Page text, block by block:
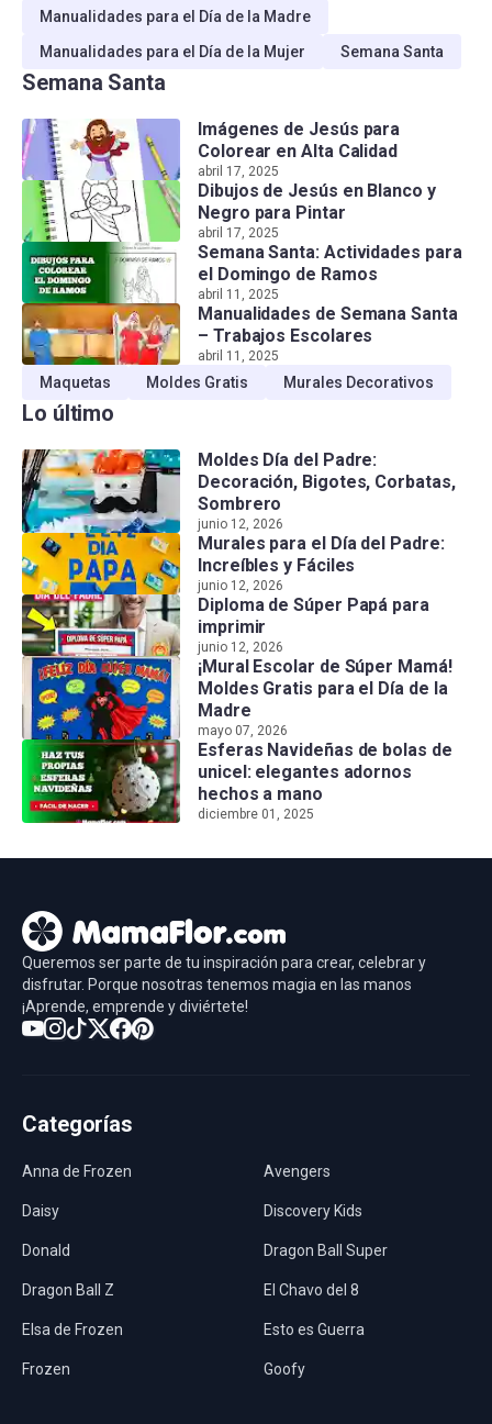
Manualidades para el Día de la Madre
Manualidades para el Día de la Mujer
Semana Santa
Semana Santa
Imágenes de Jesús para
Colorear en Alta Calidad
abril 17, 2025
Dibujos de Jesús en Blanco y
Negro para Pintar
abril 17, 2025
Semana Santa: Actividades para
el Domingo de Ramos
abril 11, 2025
Manualidades de Semana Santa
– Trabajos Escolares
abril 11, 2025
Maquetas Moldes Gratis Murales Decorativos
Lo último
Moldes Día del Padre:
Decoración, Bigotes, Corbatas,
Sombrero
junio 12, 2026
Murales para el Día del Padre:
Increíbles y Fáciles
junio 12, 2026
Diploma de Súper Papá para
imprimir
junio 12, 2026
¡Mural Escolar de Súper Mamá!
Moldes Gratis para el Día de la
Madre
mayo 07, 2026
Esferas Navideñas de bolas de
unicel: elegantes adornos
hechos a mano
diciembre 01, 2025
Queremos ser parte de tu inspiración para crear, celebrar y
disfrutar. Porque nosotras tenemos magia en las manos
¡Aprende, emprende y diviértete!
Categorías
Anna de Frozen Avengers
Daisy Discovery Kids
Donald Dragon Ball Super
Dragon Ball Z El Chavo del 8
Elsa de Frozen Esto es Guerra
Frozen Goofy